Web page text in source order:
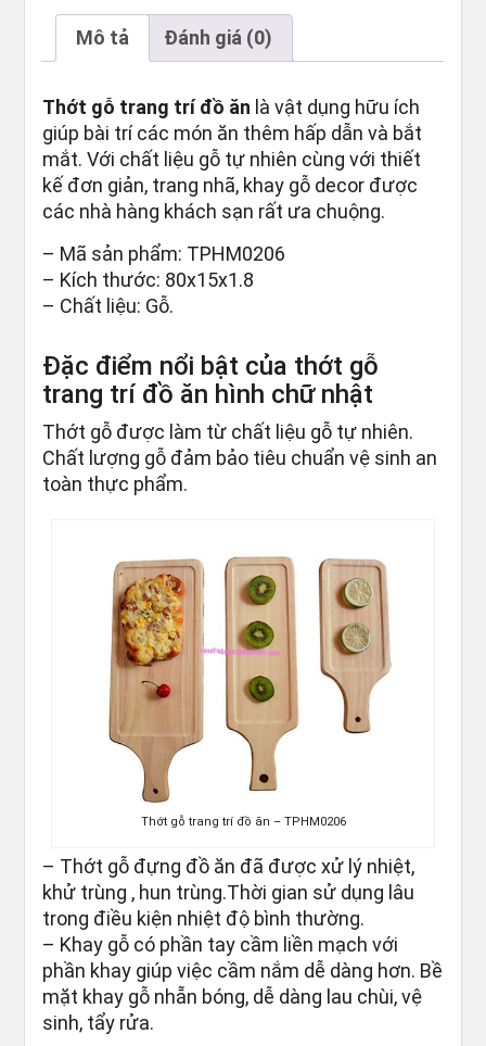
Mô tả Đánh giá (0)
Thớt gỗ trang trí đồ ăn là vật dụng hữu ích
giúp bài trí các món ăn thêm hấp dẫn và bắt
mắt. Với chất liệu gỗ tự nhiên cùng với thiết
kế đơn giản, trang nhã, khay gỗ decor được
các nhà hàng khách sạn rất ưa chuộng.
– Mã sản phẩm: TPHM0206
– Kích thước: 80x15x1.8
– Chất liệu: Gỗ.
Đặc điểm nổi bật của thớt gỗ
trang trí đồ ăn hình chữ nhật
Thớt gỗ được làm từ chất liệu gỗ tự nhiên.
Chất lượng gỗ đảm bảo tiêu chuẩn vệ sinh an
toàn thực phẩm.
Thớt gỗ trang trí đồ ăn – TPHM0206
– Thớt gỗ đựng đồ ăn đã được xử lý nhiệt,
khử trùng , hun trùng.Thời gian sử dụng lâu
trong điều kiện nhiệt độ bình thường.
– Khay gỗ có phần tay cầm liền mạch với
phần khay giúp việc cầm nắm dễ dàng hơn. Bề
mặt khay gỗ nhẵn bóng, dễ dàng lau chùi, vệ
sinh, tẩy rửa.